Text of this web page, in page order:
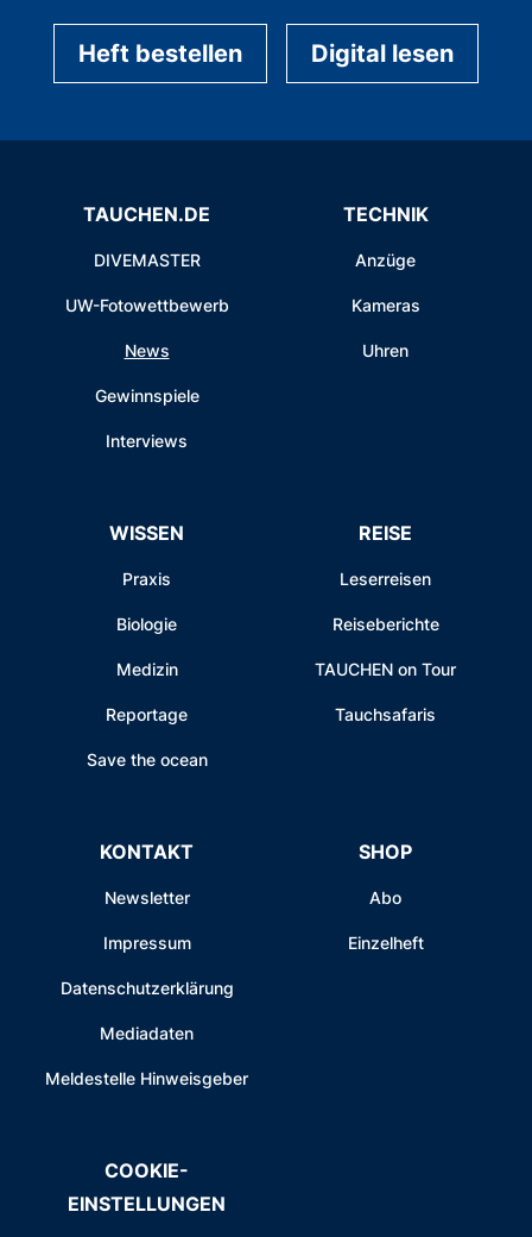
Heft bestellen Digital lesen
TAUCHEN.DE
DIVEMASTER
UW-Fotowettbewerb
News
Gewinnspiele
Interviews
TECHNIK
Anzüge
Kameras
Uhren
WISSEN
Praxis
Biologie
Medizin
Reportage
Save the ocean
REISE
Leserreisen
Reiseberichte
TAUCHEN on Tour
Tauchsafaris
KONTAKT
Newsletter
Impressum
Datenschutzerklärung
Mediadaten
Meldestelle Hinweisgeber
SHOP
Abo
Einzelheft
COOKIE-
EINSTELLUNGEN